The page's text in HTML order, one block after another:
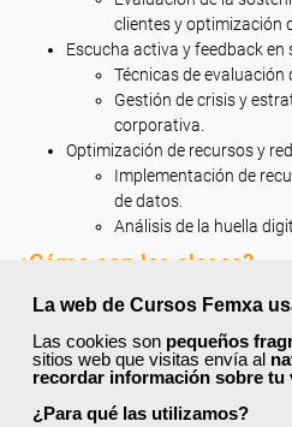
La web de Cursos Femxa
Las cookies son pequeños
sitios web que visitas envía al
recordar información sobre tu
¿Para qué las utilizamos?
clientes y optimización
Escucha activa y feedback en
Técnicas de evaluación
Gestión de crisis y
corporativa.
Optimización de recursos y
Implementación de
de datos.
Análisis de la huella
¿Cómo son las clases?
Este curso se imparte en modalidad
Requisitos De Acceso